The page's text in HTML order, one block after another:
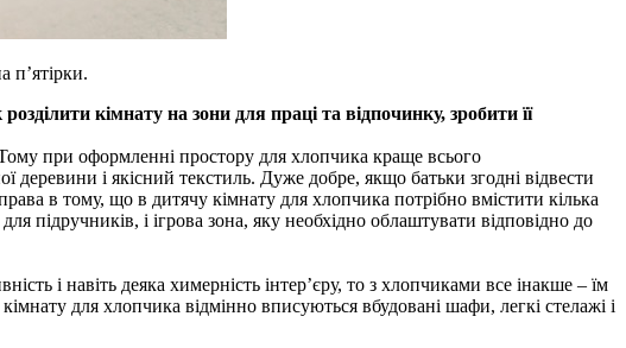
п’ятірки.
кімнату на зони для праці та відпочинку, зробити її
при оформленні простору для хлопчика краще всього
і якісний текстиль. Дуже добре, якщо батьки згодні відвести
в тому, що в дитячу кімнату для хлопчика потрібно вмістити кілька
підручників, і ігрова зона, яку необхідно облаштувати відповідно до
і навіть деяка химерність інтер’єру, то з хлопчиками все інакше – їм
для хлопчика відмінно вписуються вбудовані шафи, легкі стелажі і